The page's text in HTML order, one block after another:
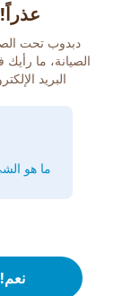
دبدوب تحت
الصيانة، ما
البريد
ما هو